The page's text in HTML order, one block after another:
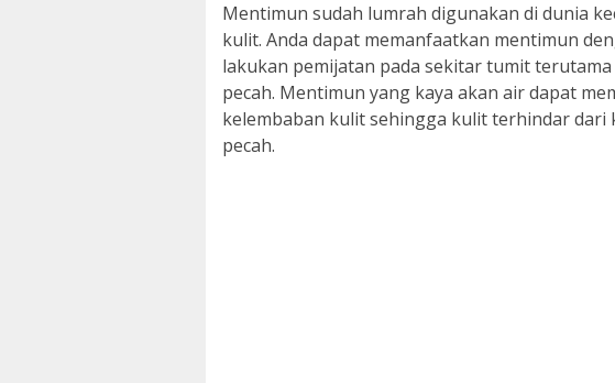
Mentimun sudah lumrah digunakan di dunia
kulit. Anda dapat memanfaatkan mentimun
lakukan pemijatan pada sekitar tumit
pecah. Mentimun yang kaya akan air dapat
kelembaban kulit sehingga kulit terhindar dari
pecah.